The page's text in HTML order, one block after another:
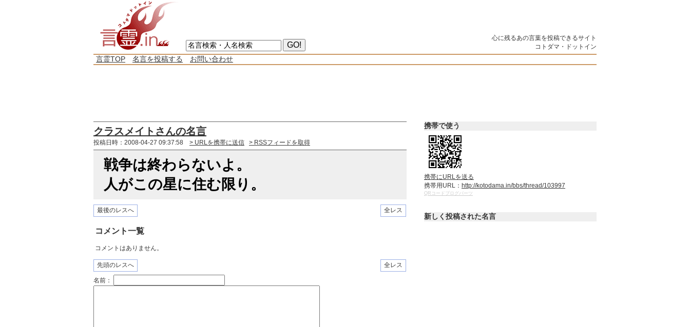
心に残るあの言葉を投稿できるサイト
コトダマ・ドットイン
言霊TOP 名言を投稿する お問い合わせ
クラスメイトさんの名言
投稿日時：2008-04-27 09:37:58 > URLを携帯に送信 > RSSフィードを取得
戦争は終わらないよ。
人がこの星に住む限り。
最後のレスへ 全レス
コメント一覧
コメントはありません。
先頭のレスへ 全レス
名前：
携帯で使う
携帯にURLを送る
携帯用URL： http://kotodama.in/bbs/thread/103997
QRコードブログパーツ
新しく投稿された名言